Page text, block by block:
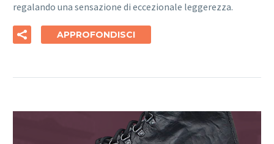
regalando una sensazione di eccezionale leggerezza.
APPROFONDISCI